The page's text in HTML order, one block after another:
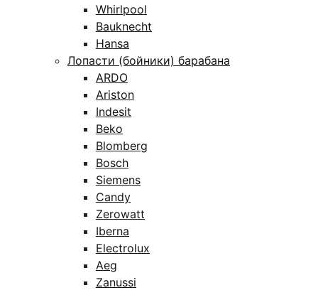
Whirlpool
Bauknecht
Hansa
Лопасти (бойники) барабана
ARDO
Ariston
Indesit
Beko
Blomberg
Bosch
Siemens
Candy
Zerowatt
Iberna
Electrolux
Aeg
Zanussi